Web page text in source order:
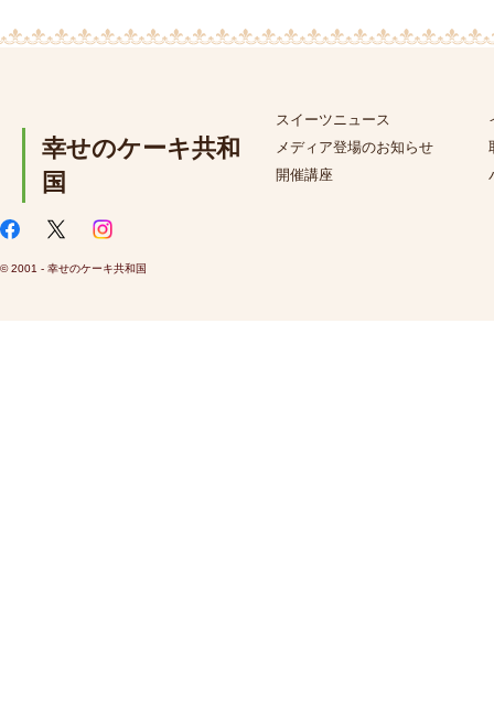
幸せのケーキ共和
国
スイーツニュース
メディア登場のお知らせ
開催講座
© 2001 - 幸せのケーキ共和国